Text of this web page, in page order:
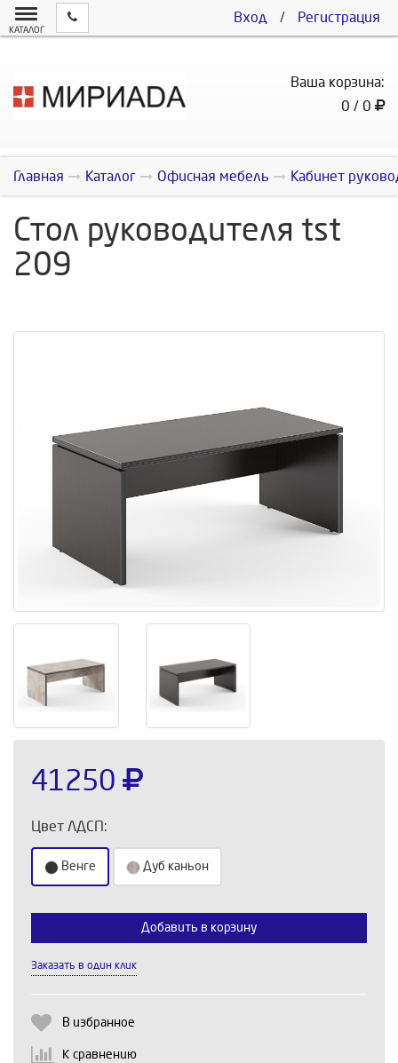
Вход / Регистрация
КАТАЛОГ
Ваша корзина:
0 / 0
Главная Каталог Офисная мебель Кабинет
Стол руководителя tst
209
41250
Цвет ЛДСП:
Венге Дуб каньон
Выберите количество:
Продолжить
Добавить в корзину
Заказать в один клик
В избранное
К сравнению